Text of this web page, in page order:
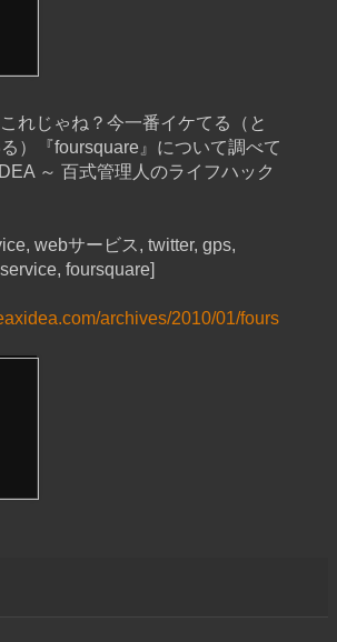
れじゃね？今一番イケてる（と
）『foursquare』について調べて
～ 百式管理人のライフハック
webサービス, twitter, gps,
foursquare]
archives/2010/01/fours